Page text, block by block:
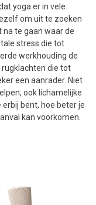
yoga er in vele
om uit te zoeken
te gaan waar de
stress die tot
werkhouding de
rugklachten die tot
een aanrader. Niet
ook lichamelijke
bent, hoe beter je
kan voorkomen.